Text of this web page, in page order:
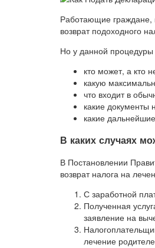
Работающие граждане,
возврат подоходного
Но у данной
кто может, а кто
какую
что входит в
какие документы
какие
В каких случаях
В Постановлении
возврат налога на
С заработной
Полученная
заявление на
лечение